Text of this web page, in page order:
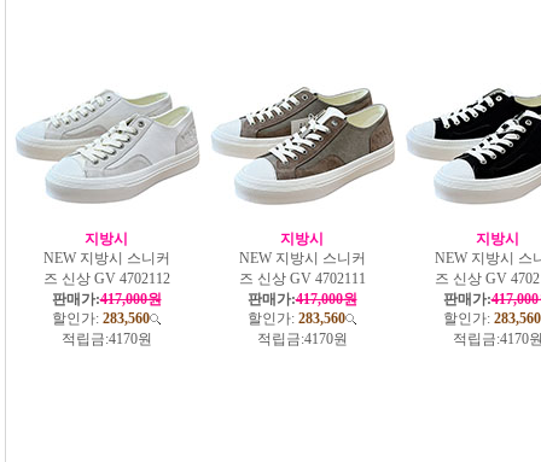
지방시
NEW 지방시 스니커
즈 신상 GV 4702112
판매가:417,000원
할인가: 283,560
적립금:4170원
지방시
NEW 지방시 스니커
즈 신상 GV 4702111
판매가:417,000원
할인가: 283,560
적립금:4170원
지방시
NEW 지방시 스
즈 신상 GV
판매가:
할인가: 283,560
적립금:4170